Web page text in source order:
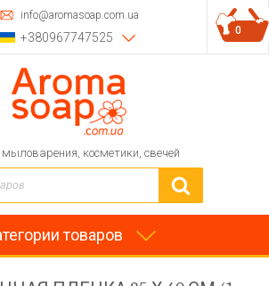
info@aromasoap.com.ua
+380967747525
мыловарения, косметики, свечей
0
товаров